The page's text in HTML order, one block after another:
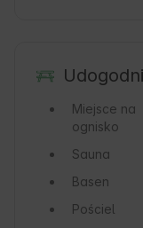
Miejsce na
ognisko
Sauna
Basen
Pościel